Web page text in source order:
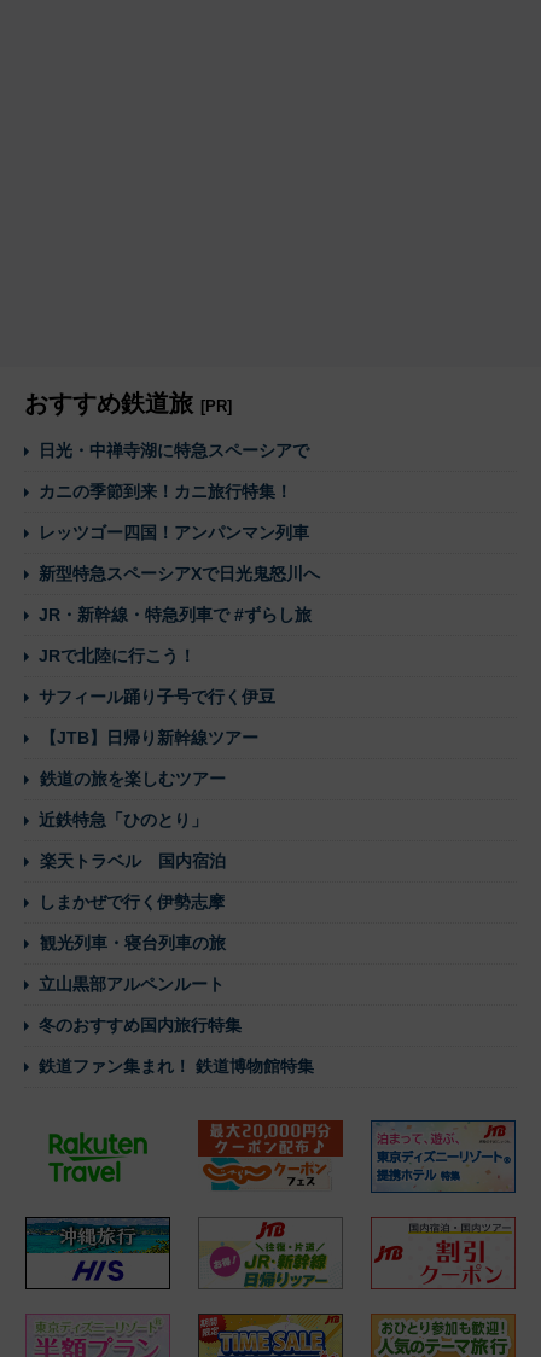
おすすめ鉄道旅 [PR]
日光・中禅寺湖に特急スペーシアで
カニの季節到来！カニ旅行特集！
レッツゴー四国！アンパンマン列車
新型特急スペーシアXで日光鬼怒川へ
JR・新幹線・特急列車で #ずらし旅
JRで北陸に行こう！
サフィール踊り子号で行く伊豆
【JTB】日帰り新幹線ツアー
鉄道の旅を楽しむツアー
近鉄特急「ひのとり」
楽天トラベル 国内宿泊
しまかぜで行く伊勢志摩
観光列車・寝台列車の旅
立山黒部アルペンルート
冬のおすすめ国内旅行特集
鉄道ファン集まれ！ 鉄道博物館特集